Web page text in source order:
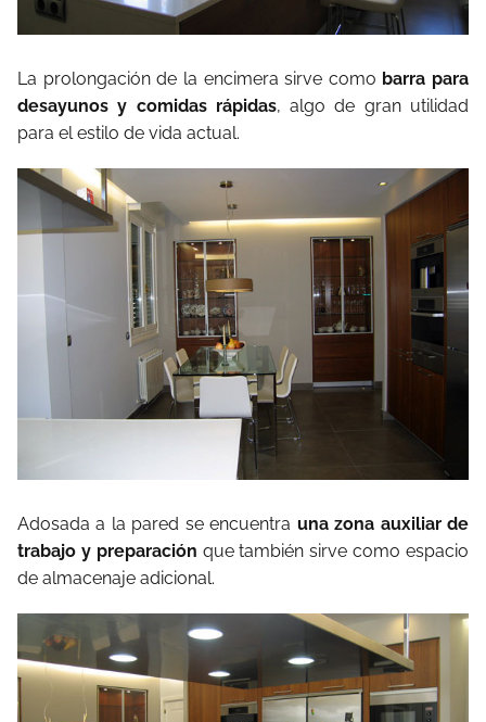
La prolongación de la encimera sirve como barra para
desayunos y comidas rápidas, algo de gran utilidad
para el estilo de vida actual.
Adosada a la pared se encuentra una zona auxiliar de
trabajo y preparación que también sirve como espacio
de almacenaje adicional.